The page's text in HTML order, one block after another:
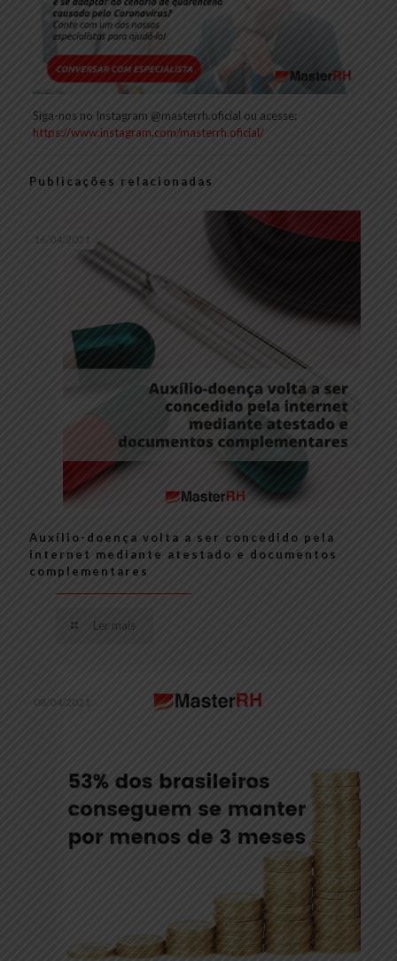
Siga-nos no Instagram @masterrh.oficial ou acesse:
https://www.instagram.com/masterrh.oficial/
Publicações relacionadas
16/04/2021
Auxílio-doença volta a ser concedido pela
internet mediante atestado e documentos
complementares
Ler mais
08/04/2021